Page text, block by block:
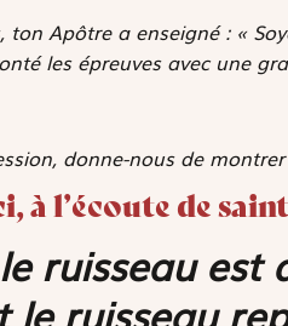
ton Apôtre a enseigné : «
les épreuves avec une
donne-nous de
à l’écoute de
ruisseau est
le ruisseau